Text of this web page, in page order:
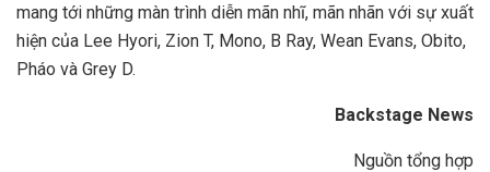
mang tới những màn trình diễn mãn nhĩ, mãn nhãn với sự xuất
hiện của Lee Hyori, Zion T, Mono, B Ray, Wean Evans, Obito,
Pháo và Grey D.
Backstage News
Nguồn tổng hợp